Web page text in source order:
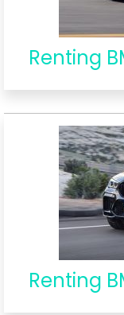
Renting
Renting